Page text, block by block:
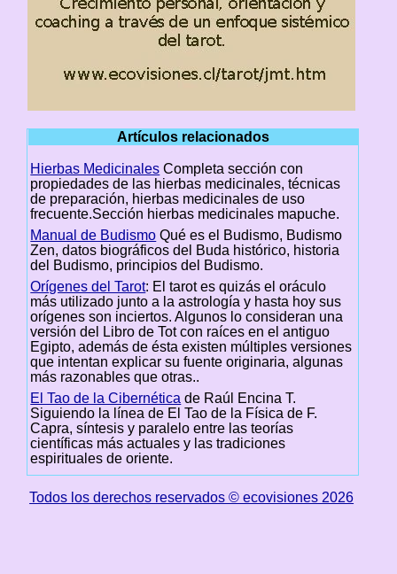
Artículos relacionados
Hierbas Medicinales Completa sección con
propiedades de las hierbas medicinales, técnicas
de preparación, hierbas medicinales de uso
frecuente.Sección hierbas medicinales mapuche.
Manual de Budismo Qué es el Budismo, Budismo
Zen, datos biográficos del Buda histórico, historia
del Budismo, principios del Budismo.
Orígenes del Tarot: El tarot es quizás el oráculo
más utilizado junto a la astrología y hasta hoy sus
orígenes son inciertos. Algunos lo consideran una
versión del Libro de Tot con raíces en el antiguo
Egipto, además de ésta existen múltiples versiones
que intentan explicar su fuente originaria, algunas
más razonables que otras..
El Tao de la Cibernética de Raúl Encina T.
Siguiendo la línea de El Tao de la Física de F.
Capra, síntesis y paralelo entre las teorías
científicas más actuales y las tradiciones
espirituales de oriente.
Todos los derechos reservados © ecovisiones 2026